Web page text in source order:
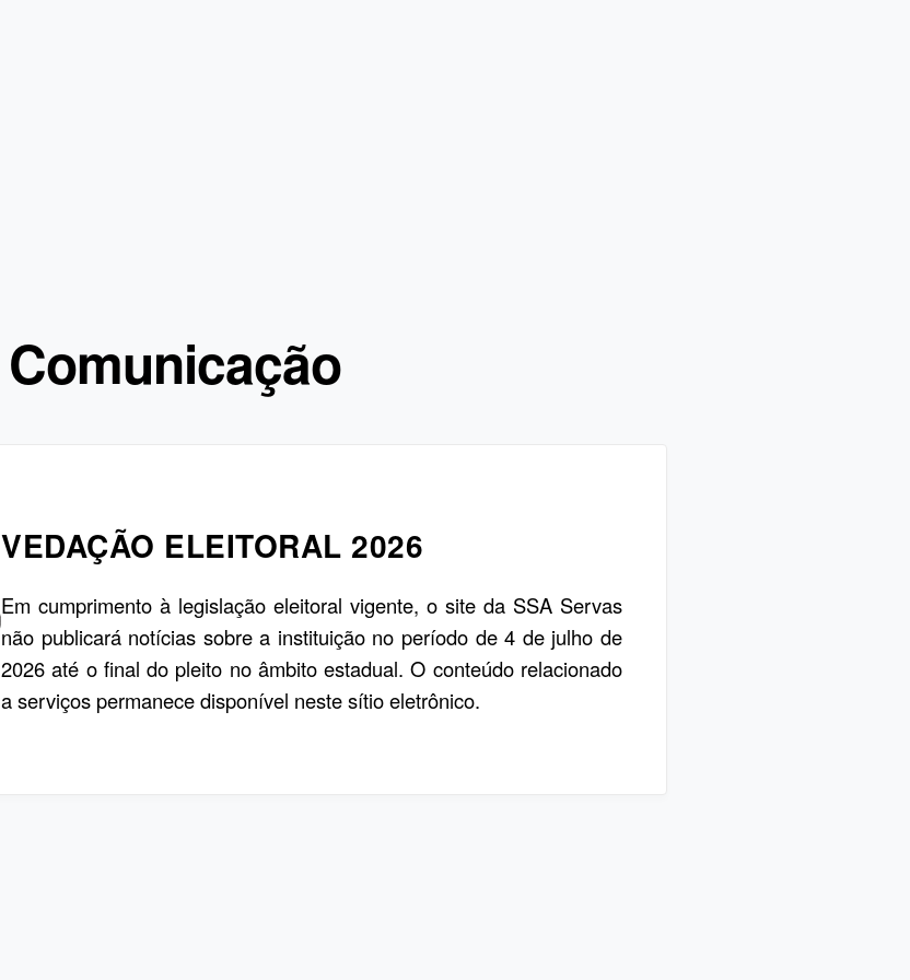
Comunicação
VEDAÇÃO ELEITORAL 2026
Em cumprimento à legislação eleitoral vigente, o site da SSA Servas
não publicará notícias sobre a instituição no período de 4 de julho de
2026 até o final do pleito no âmbito estadual. O conteúdo relacionado
a serviços permanece disponível neste sítio eletrônico.